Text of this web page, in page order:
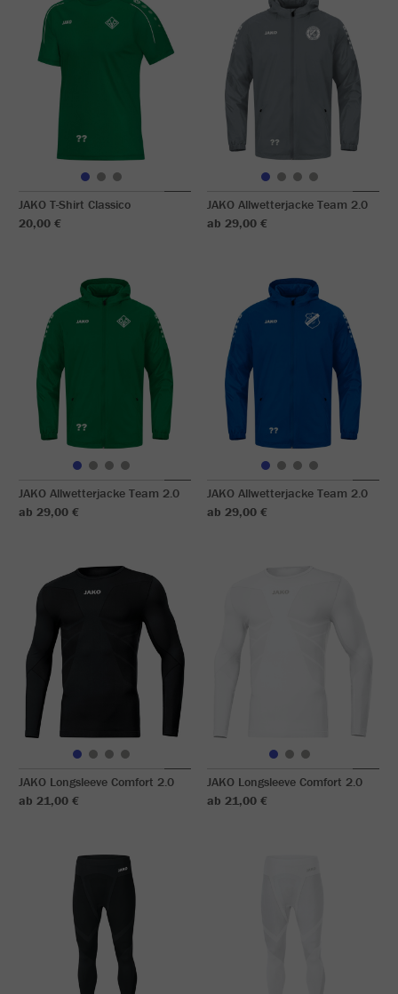
JAKO T-Shirt Classico
20,00 €
JAKO Allwetterjacke Team 2.0
ab 29,00 €
JAKO Allwetterjacke Team 2.0
ab 29,00 €
JAKO Allwetterjacke Team 2.0
ab 29,00 €
JAKO Longsleeve Comfort 2.0
ab 21,00 €
JAKO Longsleeve Comfort 2.0
ab 21,00 €